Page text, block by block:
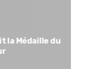
la Médaille du